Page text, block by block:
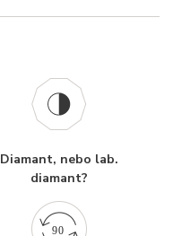
Diamant, nebo lab.
diamant?